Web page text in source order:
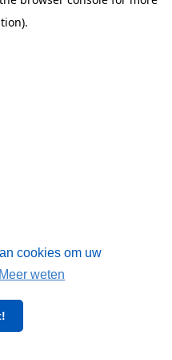
cookies om uw
Meer weten
.